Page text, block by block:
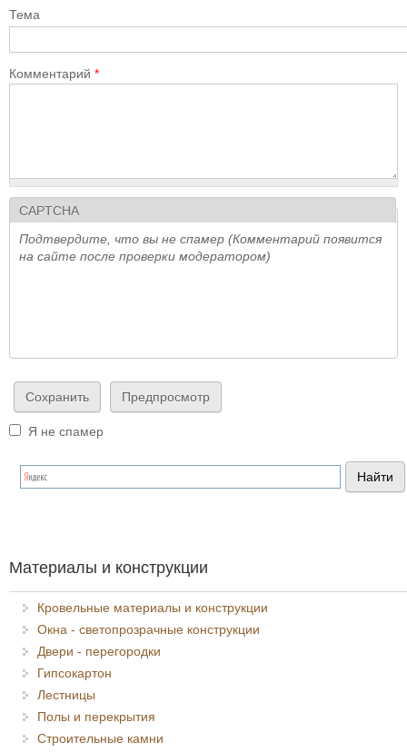
Тема
Комментарий *
CAPTCHA
Подтвердите, что вы не спамер (Комментарий появится
на сайте после проверки модератором)
Я не спамер
Я спамер
Материалы и конструкции
Кровельные материалы и конструкции
Окна - светопрозрачные конструкции
Двери - перегородки
Гипсокартон
Лестницы
Полы и перекрытия
Строительные камни